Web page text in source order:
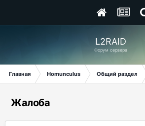
L2RAID
Форум сервера
Главная Homunculus Общий раздел
Жалоба